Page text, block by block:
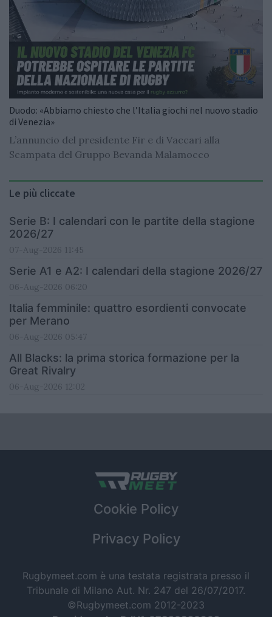
Duodo: «Abbiamo chiesto che l’Italia giochi nel nuovo stadio
di Venezia»
L’annuncio del presidente Fir e di Vaccari alla
Scampata del Gruppo Bevanda Malamocco
Le più cliccate
Serie B: I calendari con le partite della stagione
2026/27
07-Aug-2026 11:45
Serie A1 e A2: I calendari della stagione 2026/27
06-Aug-2026 06:20
Italia femminile: quattro esordienti convocate
per Merano
06-Aug-2026 05:47
All Blacks: la prima storica formazione per la
Great Rivalry
06-Aug-2026 12:02
Cookie Policy
Privacy Policy
Rugbymeet.com è una testata registrata presso il
Tribunale di Milano Aut. Nr. 247 del 26/07/2017.
©Rugbymeet.com 2012-2023